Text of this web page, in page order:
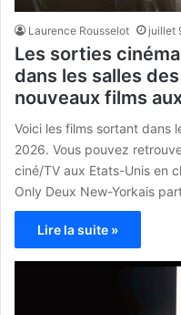
Laurence Rousselot juillet
Les sorties
dans les salles
nouveaux films
Voici les films sortant dans
2026. Vous pouvez
ciné/TV aux Etats-Unis en
Only Deux New-Yorkais
Lire la suite »